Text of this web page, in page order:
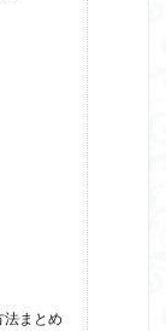
法まとめ